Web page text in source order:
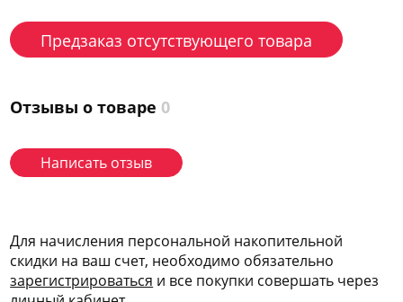
Предзаказ отсутствующего товара
Отзывы о товаре 0
Написать отзыв
Для начисления персональной накопительной
скидки на ваш счет, необходимо обязательно
зарегистрироваться и все покупки совершать через